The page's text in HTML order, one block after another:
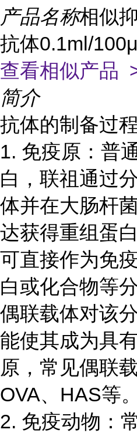
产品名称相似
抗体0.1ml/
查看相似产品
简介
抗体的制备过程
1. 免疫原：普
白，联祖通过
体并在大肠杆
达获得重组蛋
可直接作为免
白或化合物等
偶联载体对该
能使其成为具
原，常见偶联
OVA、HAS等。
2. 免疫动物：